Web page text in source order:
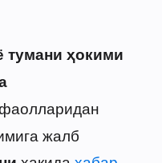
тумани ҳокими
жалб